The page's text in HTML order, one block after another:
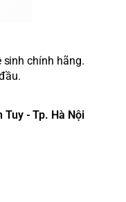
sinh chính hãng.
Tuy - Tp. Hà Nội